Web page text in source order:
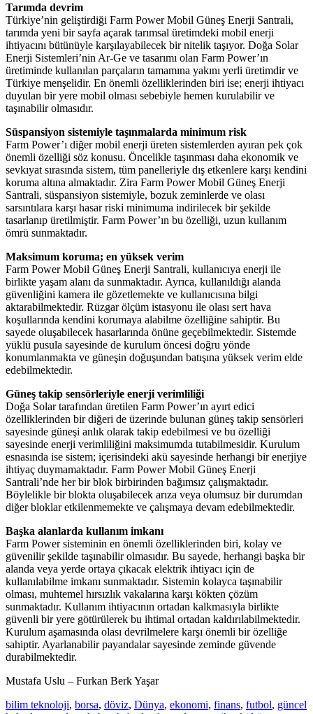
Tarımda devrim
Türkiye’nin geliştirdiği Farm Power Mobil Güneş Enerji Santrali,
tarımda yeni bir sayfa açarak tarımsal üretimdeki mobil enerji
ihtiyacını bütünüyle karşılayabilecek bir nitelik taşıyor. Doğa Solar
Enerji Sistemleri’nin Ar-Ge ve tasarımı olan Farm Power’ın
üretiminde kullanılan parçaların tamamına yakını yerli üretimdir ve
Türkiye menşelidir. En önemli özelliklerinden biri ise; enerji ihtiyacı
duyulan bir yere mobil olması sebebiyle hemen kurulabilir ve
taşınabilir olmasıdır.
Süspansiyon sistemiyle taşınmalarda minimum risk
Farm Power’ı diğer mobil enerji üreten sistemlerden ayıran pek çok
önemli özelliği söz konusu. Öncelikle taşınması daha ekonomik ve
sevkıyat sırasında sistem, tüm panelleriyle dış etkenlere karşı kendini
koruma altına almaktadır. Zira Farm Power Mobil Güneş Enerji
Santrali, süspansiyon sistemiyle, bozuk zeminlerde ve olası
sarsıntılara karşı hasar riski minimuma indirilecek bir şekilde
tasarlanıp üretilmiştir. Farm Power’ın bu özelliği, uzun kullanım
ömrü sunmaktadır.
Maksimum koruma; en yüksek verim
Farm Power Mobil Güneş Enerji Santrali, kullanıcıya enerji ile
birlikte yaşam alanı da sunmaktadır. Ayrıca, kullanıldığı alanda
güvenliğini kamera ile gözetlemekte ve kullanıcısına bilgi
aktarabilmektedir. Rüzgar ölçüm istasyonu ile olası sert hava
koşullarında kendini korumaya alabilme özelliğine sahiptir. Bu
sayede oluşabilecek hasarlarında önüne geçebilmektedir. Sistemde
yüklü pusula sayesinde de kurulum öncesi doğru yönde
konumlanmakta ve güneşin doğuşundan batışına yüksek verim elde
edebilmektedir.
Güneş takip sensörleriyle enerji verimliliği
Doğa Solar tarafından üretilen Farm Power’ın ayırt edici
özelliklerinden bir diğeri de üzerinde bulunan güneş takip sensörleri
sayesinde güneşi anlık olarak takip edebilmesi ve bu özelliği
sayesinde enerji verimliliğini maksimumda tutabilmesidir. Kurulum
esnasında ise sistem; içerisindeki akü sayesinde herhangi bir enerjiye
ihtiyaç duymamaktadır. Farm Power Mobil Güneş Enerji
Santrali’nde her bir blok birbirinden bağımsız çalışmaktadır.
Böylelikle bir blokta oluşabilecek arıza veya olumsuz bir durumdan
diğer bloklar etkilenmemekte ve çalışmaya devam edebilmektedir.
Başka alanlarda kullanım imkanı
Farm Power sisteminin en önemli özelliklerinden biri, kolay ve
güvenilir şekilde taşınabilir olmasıdır. Bu sayede, herhangi başka bir
alanda veya yerde ortaya çıkacak elektrik ihtiyacı için de
kullanılabilme imkanı sunmaktadır. Sistemin kolayca taşınabilir
olması, muhtemel hırsızlık vakalarına karşı kökten çözüm
sunmaktadır. Kullanım ihtiyacının ortadan kalkmasıyla birlikte
güvenli bir yere götürülerek bu ihtimal ortadan kaldırılabilmektedir.
Kurulum aşamasında olası devrilmelere karşı önemli bir özelliğe
sahiptir. Ayarlanabilir payandalar sayesinde zeminde güvende
durabilmektedir.
Mustafa Uslu – Furkan Berk Yaşar
bilim teknoloji, borsa, döviz, Dünya, ekonomi, finans, futbol, güncel